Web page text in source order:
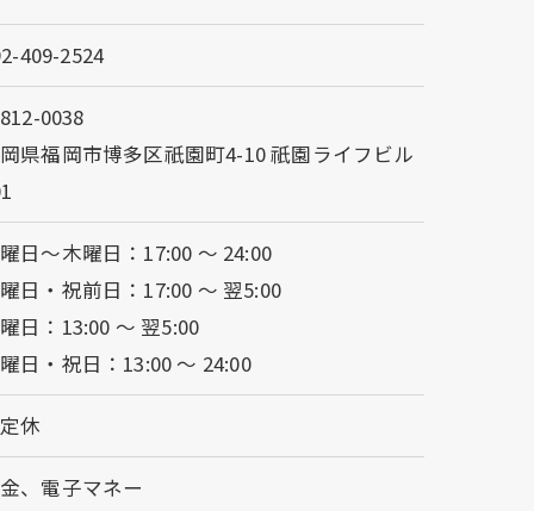
409-2524
0038
県福岡市博多区祇園町4-10 祇園ライフビル
日～木曜日：17:00 ～ 24:00
日・祝前日：17:00 ～ 翌5:00
日：13:00 ～ 翌5:00
日・祝日：13:00 ～ 24:00
休
、電子マネー